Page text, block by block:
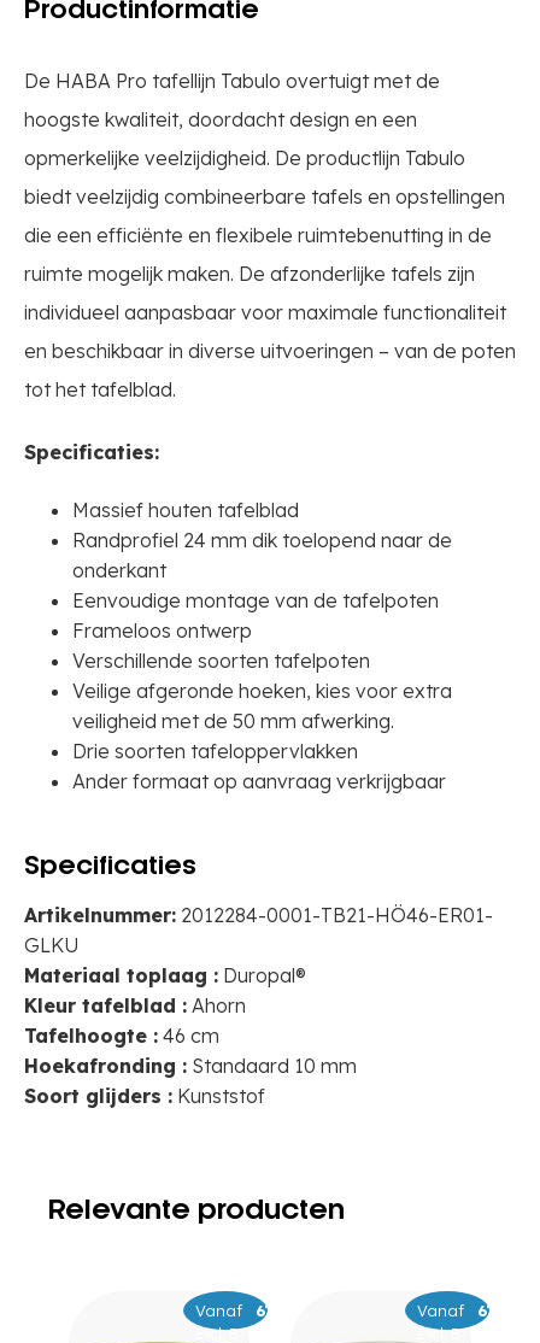
Productinformatie
De HABA Pro tafellijn Tabulo overtuigt met de
hoogste kwaliteit, doordacht design en een
opmerkelijke veelzijdigheid. De productlijn Tabulo
biedt veelzijdig combineerbare tafels en opstellingen
die een efficiënte en flexibele ruimtebenutting in de
ruimte mogelijk maken. De afzonderlijke tafels zijn
individueel aanpasbaar voor maximale functionaliteit
en beschikbaar in diverse uitvoeringen – van de poten
tot het tafelblad.
Specificaties:
Massief houten tafelblad
Randprofiel 24 mm dik toelopend naar de
onderkant
Eenvoudige montage van de tafelpoten
Frameloos ontwerp
Verschillende soorten tafelpoten
Veilige afgeronde hoeken, kies voor extra
veiligheid met de 50 mm afwerking.
Drie soorten tafeloppervlakken
Ander formaat op aanvraag verkrijgbaar
Specificaties
Artikelnummer: 2012284-0001-TB21-HÖ46-ER01-
GLKU
Materiaal toplaag : Duropal®
Kleur tafelblad : Ahorn
Tafelhoogte : 46 cm
Hoekafronding : Standaard 10 mm
Soort glijders : Kunststof
Relevante producten
Vanaf 689
749
Excl. BTW
Vanaf 649
709
Excl. BTW